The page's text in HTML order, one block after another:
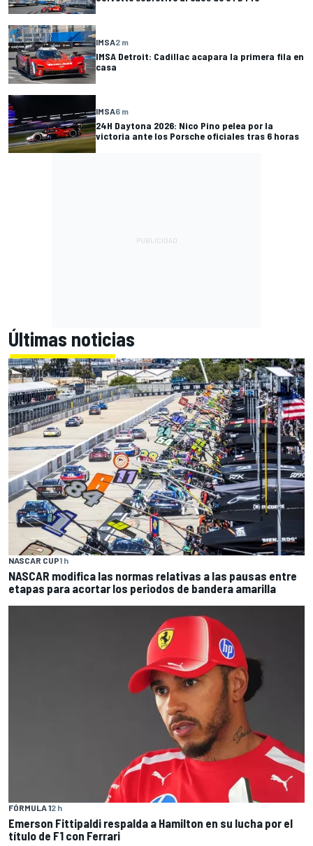
IMSA2 m
IMSA Detroit: Cadillac acapara la primera fila en
casa
IMSA6 m
24H Daytona 2026: Nico Pino pelea por la
victoria ante los Porsche oficiales tras 6 horas
Últimas noticias
NASCAR CUP1 h
NASCAR modifica las normas relativas a las pausas entre
etapas para acortar los periodos de bandera amarilla
FÓRMULA 12 h
Emerson Fittipaldi respalda a Hamilton en su lucha por el
título de F1 con Ferrari